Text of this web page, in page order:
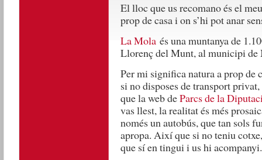
El lloc que us recomano és el
prop de casa i on s’hi pot anar
La Molaés una muntanya de
Llorenç del Munt, al municipi de
Per mi significa natura a prop de
si no disposes de transport
que la web deParcs de la
vas llest, la realitat és més
només un autobús, que tan sols
apropa. Així que si no teniu
que sí en tingui i us hi acompanyi.